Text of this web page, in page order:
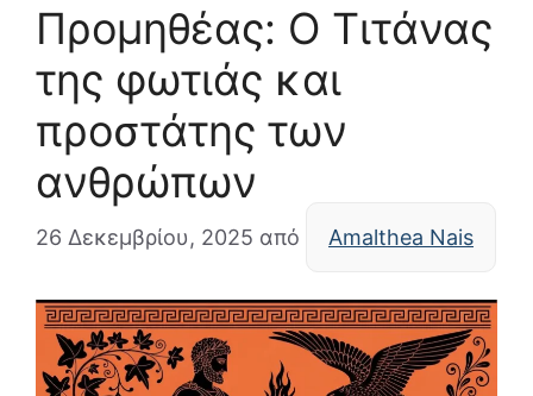
Προμηθέας: Ο Τιτάνας
της φωτιάς και
προστάτης των
ανθρώπων
26 Δεκεμβρίου, 2025 από Amalthea Nais